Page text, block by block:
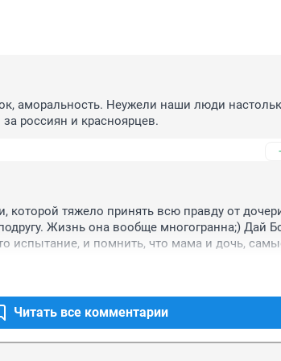
аморальность. Неужели наши люди
россиян и красноярцев.
которой тяжело принять всю правду от
Жизнь она вообще многогранна;) Дай
испытание, и помнить, что мама и дочь,
опытом;)
Читать все комментарии